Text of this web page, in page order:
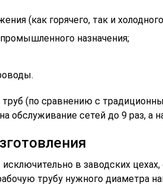
(как горячего, так и
назначения;
(по сравнению с
обслуживание сетей до 9 раз, а
исключительно в заводских
трубу нужного диаметра